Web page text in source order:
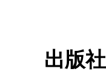
出版社